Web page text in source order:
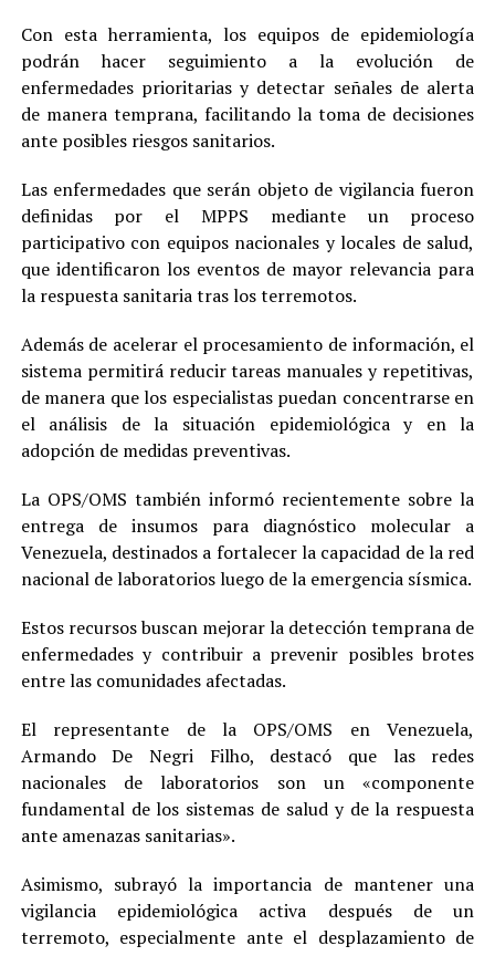
Con esta herramienta, los equipos de epidemiología
podrán hacer seguimiento a la evolución de
enfermedades prioritarias y detectar señales de alerta
de manera temprana, facilitando la toma de decisiones
ante posibles riesgos sanitarios.
Las enfermedades que serán objeto de vigilancia fueron
definidas por el MPPS mediante un proceso
participativo con equipos nacionales y locales de salud,
que identificaron los eventos de mayor relevancia para
la respuesta sanitaria tras los terremotos.
Además de acelerar el procesamiento de información, el
sistema permitirá reducir tareas manuales y repetitivas,
de manera que los especialistas puedan concentrarse en
el análisis de la situación epidemiológica y en la
adopción de medidas preventivas.
La OPS/OMS también informó recientemente sobre la
entrega de insumos para diagnóstico molecular a
Venezuela, destinados a fortalecer la capacidad de la red
nacional de laboratorios luego de la emergencia sísmica.
Estos recursos buscan mejorar la detección temprana de
enfermedades y contribuir a prevenir posibles brotes
entre las comunidades afectadas.
El representante de la OPS/OMS en Venezuela,
Armando De Negri Filho, destacó que las redes
nacionales de laboratorios son un «componente
fundamental de los sistemas de salud y de la respuesta
ante amenazas sanitarias».
Asimismo, subrayó la importancia de mantener una
vigilancia epidemiológica activa después de un
terremoto, especialmente ante el desplazamiento de